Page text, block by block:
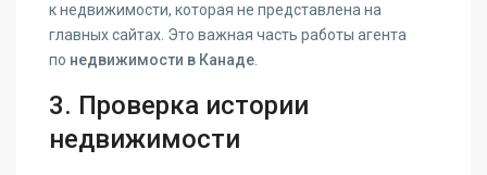
к недвижимости, которая не представлена на
главных сайтах. Это важная часть работы агента
по недвижимости в Канаде
3. Проверка истории
недвижимости